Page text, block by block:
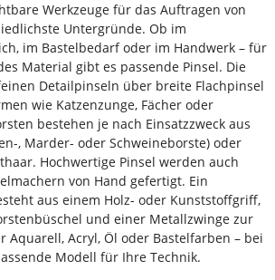
Werkzeuge für das Auftragen von
Untergründe. Ob im
im Bastelbedarf oder im Handwerk – für
Material gibt es passende Pinsel. Die
Detailpinseln über breite Flachpinsel
wie Katzenzunge, Fächer oder
bestehen je nach Einsatzzweck aus
, Marder- oder Schweineborste) oder
Hochwertige Pinsel werden auch
von Hand gefertigt. Ein
aus einem Holz- oder Kunststoffgriff,
und einer Metallzwinge zur
Aquarell, Acryl, Öl oder Bastelfarben – bei
Modell für Ihre Technik.